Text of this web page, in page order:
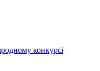
конкурсі